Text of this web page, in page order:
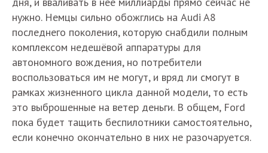
нужно. Немцы сильно обожглись на Audi A8
последнего поколения, которую снабдили полным
комплексом недешёвой аппаратуры для
автономного вождения, но потребители
воспользоваться им не могут, и вряд ли смогут в
рамках жизненного цикла данной модели, то есть
это выброшенные на ветер деньги. В общем, Ford
пока будет тащить беспилотники самостоятельно,
если конечно окончательно в них не разочаруется.